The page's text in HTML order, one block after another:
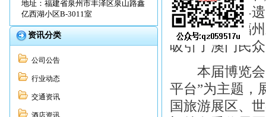
地址：福建省泉州市丰泽区泉山路鑫
亿西湖小区B-3011室
资讯分类
公司公告
行业动态
交通资讯
酒店资讯
际旅游与世界
楼、泰宁和福
吸引了澳门民
本届博览会
平台”为主题，
国旅游展区、